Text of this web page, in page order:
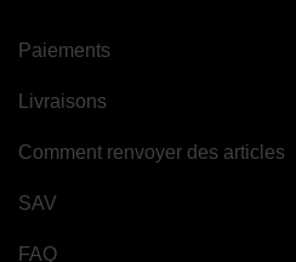
Paiements
Livraisons
Comment renvoyer des articles
SAV
FAQ